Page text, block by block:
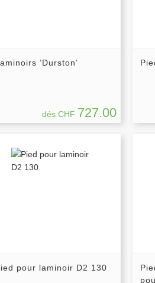
’Durston’
dés CHF 727.00
pour laminoir D2 130